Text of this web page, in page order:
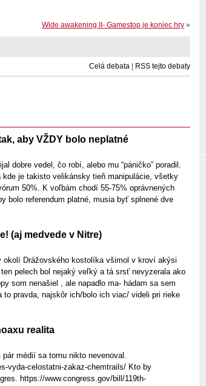
Wide awakening II- Gamestop je koniec hry »
Celá debata | RSS tejto debaty
aby VŽDY bolo neplatné
dobre vedel, čo robí, alebo mu “páničko” poradil.
kde je takisto velikánsky tieň manipulácie, všetky
50%. K voľbám chodí 55-75% oprávnených
bolo referendum platné, musia byť splnené dve
(aj medvede v Nitre)
okolí Drážovského kostolíka všimol v kroví akýsi
pelech bol nejaký veľký a tá srsť nevyzerala ako
som nenašiel , ale napadlo ma- hádam sa sem
to pravda, najskôr ich/bolo ich viac/ videli pri rieke
realita
médií sa tomu nikto nevenoval.
vyda-celostatni-zakaz-chemtrails/ Kto by
https://www.congress.gov/bill/119th-